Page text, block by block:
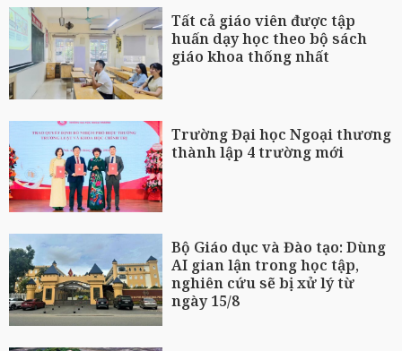
Tất cả giáo viên được tập
huấn dạy học theo bộ sách
giáo khoa thống nhất
Trường Đại học Ngoại thương
thành lập 4 trường mới
Bộ Giáo dục và Đào tạo: Dùng
AI gian lận trong học tập,
nghiên cứu sẽ bị xử lý từ
ngày 15/8